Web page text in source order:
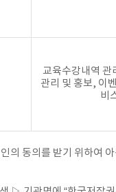
교육수강내역 관
관리 및 홍보, 이
비
의 동의를 받기 위하여